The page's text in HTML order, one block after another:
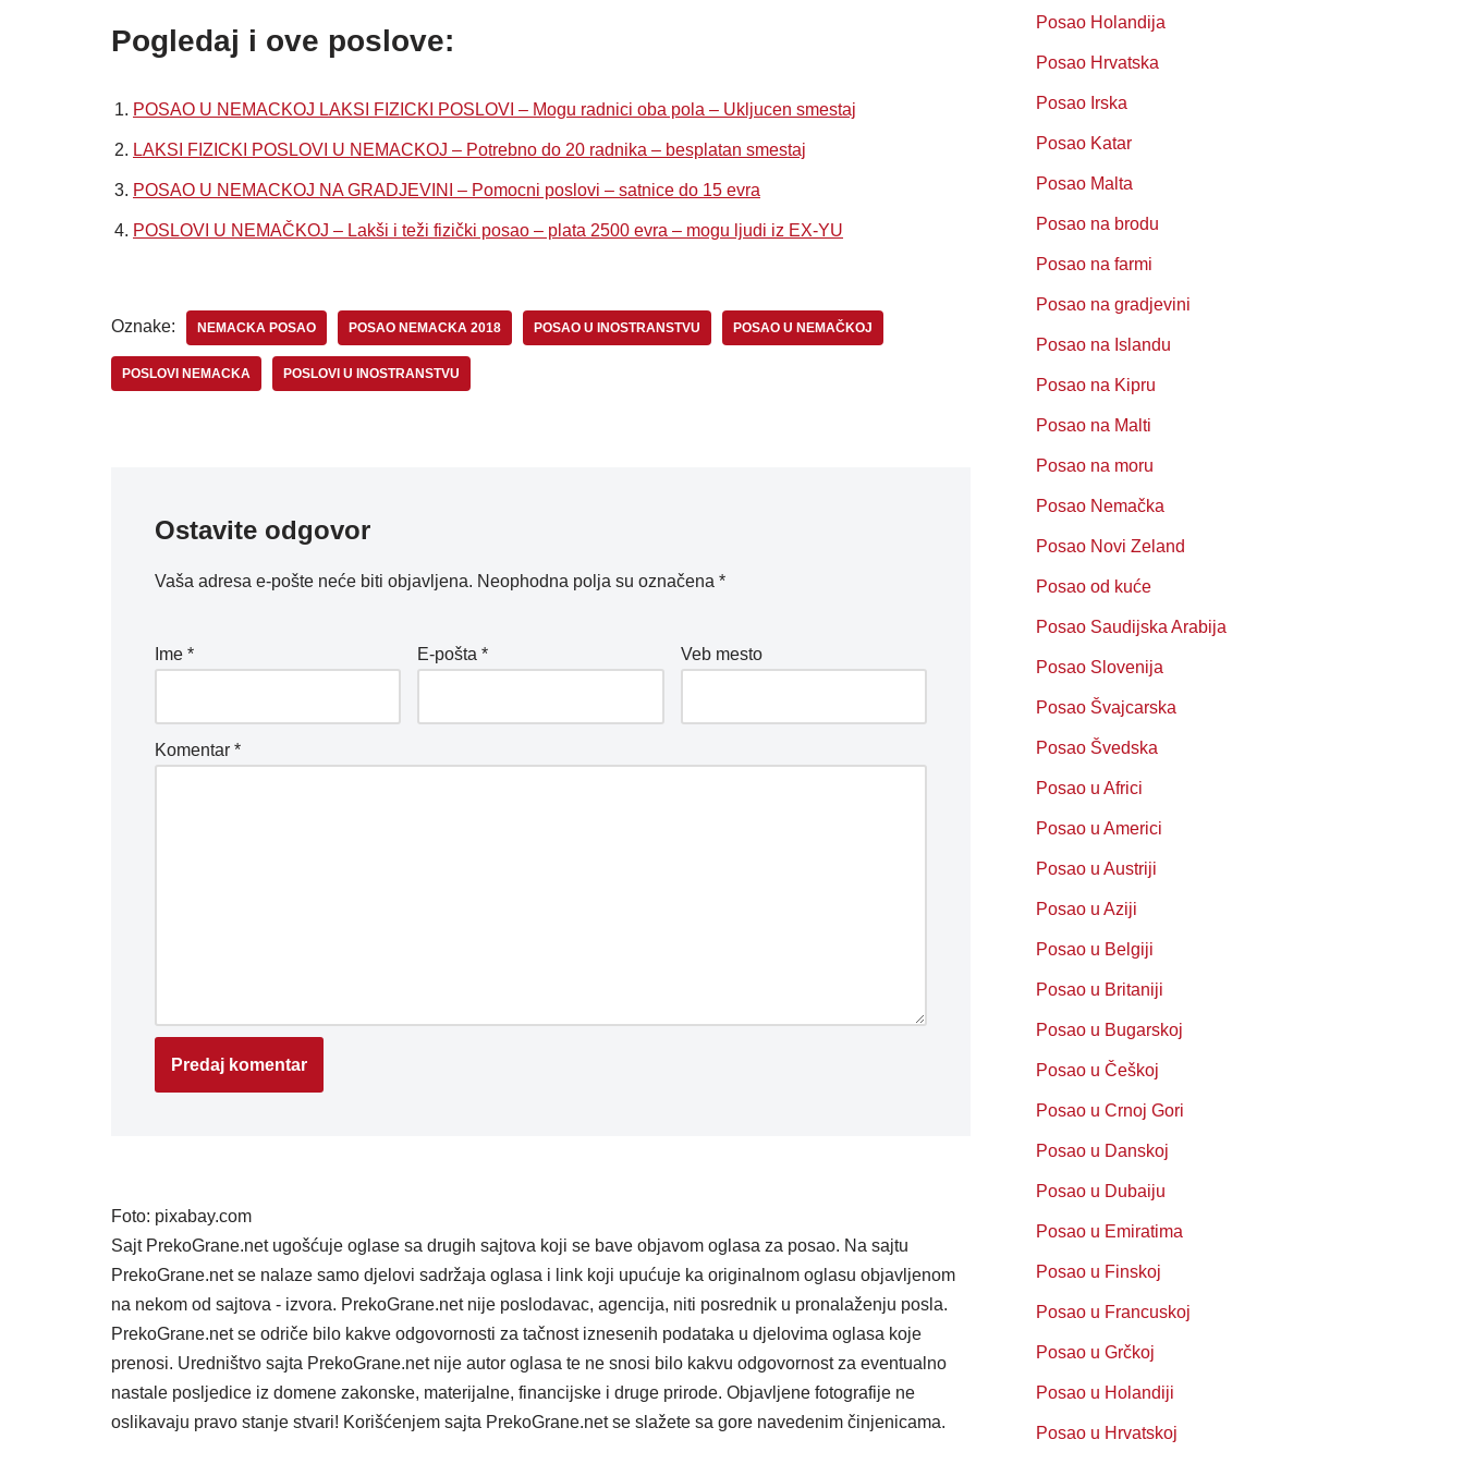
Pogledaj i ove poslove:
POSAO U NEMACKOJ LAKSI FIZICKI POSLOVI – Mogu radnici oba pola – Ukljucen smestaj
LAKSI FIZICKI POSLOVI U NEMACKOJ – Potrebno do 20 radnika – besplatan smestaj
POSAO U NEMACKOJ NA GRADJEVINI – Pomocni poslovi – satnice do 15 evra
POSLOVI U NEMAČKOJ – Lakši i teži fizički posao – plata 2500 evra – mogu ljudi iz EX-YU
Oznake: NEMACKA POSAO POSAO NEMACKA 2018 POSAO U INOSTRANSTVU POSAO U NEMAČKOJ
POSLOVI NEMACKA POSLOVI U INOSTRANSTVU
Ostavite odgovor
Vaša adresa e-pošte neće biti objavljena. Neophodna polja su označena *
Ime * E-pošta* Veb mesto
Komentar *
Foto: pixabay.com
Sajt PrekoGrane.net ugošćuje oglase sa drugih sajtova koji se bave objavom oglasa za posao. Na sajtu
PrekoGrane.net se nalaze samo djelovi sadržaja oglasa i link koji upućuje ka originalnom oglasu objavljenom
na nekom od sajtova - izvora. PrekoGrane.net nije poslodavac, agencija, niti posrednik u pronalaženju posla.
PrekoGrane.net se odriče bilo kakve odgovornosti za tačnost iznesenih podataka u djelovima oglasa koje
prenosi. Uredništvo sajta PrekoGrane.net nije autor oglasa te ne snosi bilo kakvu odgovornost za eventualno
nastale posljedice iz domene zakonske, materijalne, financijske i druge prirode. Objavljene fotografije ne
oslikavaju pravo stanje stvari! Korišćenjem sajta PrekoGrane.net se slažete sa gore navedenim činjenicama.
Posao Holandija
Posao Hrvatska
Posao Irska
Posao Katar
Posao Malta
Posao na brodu
Posao na farmi
Posao na gradjevini
Posao na Islandu
Posao na Kipru
Posao na Malti
Posao na moru
Posao Nemačka
Posao Novi Zeland
Posao od kuće
Posao Saudijska Arabija
Posao Slovenija
Posao Švajcarska
Posao Švedska
Posao u Africi
Posao u Americi
Posao u Austriji
Posao u Aziji
Posao u Belgiji
Posao u Britaniji
Posao u Bugarskoj
Posao u Češkoj
Posao u Crnoj Gori
Posao u Danskoj
Posao u Dubaiju
Posao u Emiratima
Posao u Finskoj
Posao u Francuskoj
Posao u Grčkoj
Posao u Holandiji
Posao u Hrvatskoj